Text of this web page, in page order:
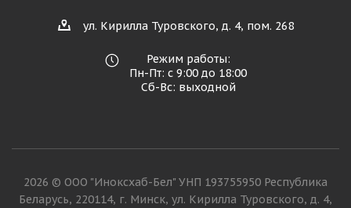
ул. Кирилла Туровского, д. 4, пом. 268
Режим работы:
Пн-Пт: с 9:00 до 18:00
Сб-Вс: выходной
2026 © ООО "Иноксхаб-Бел" УНП 193755950 Республика
Беларусь, 220114, г. Минск, ул. Кирилла Туровского, д. 4,